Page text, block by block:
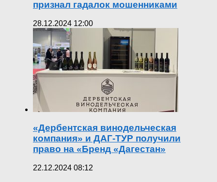
признал гадалок мошенниками
28.12.2024 12:00
«Дербентская винодельческая
компания» и ДАГ-ТУР получили
право на «Бренд «Дагестан»
22.12.2024 08:12